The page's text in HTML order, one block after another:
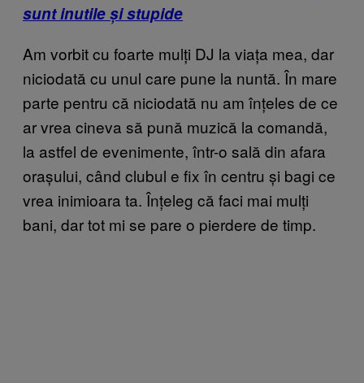
sunt inutile și stupide
Am vorbit cu foarte mulți DJ la viața mea, dar
niciodată cu unul care pune la nuntă. În mare
parte pentru că niciodată nu am înțeles de ce
ar vrea cineva să pună muzică la comandă,
la astfel de evenimente, într-o sală din afara
orașului, când clubul e fix în centru și bagi ce
vrea inimioara ta. Înțeleg că faci mai mulți
bani, dar tot mi se pare o pierdere de timp.